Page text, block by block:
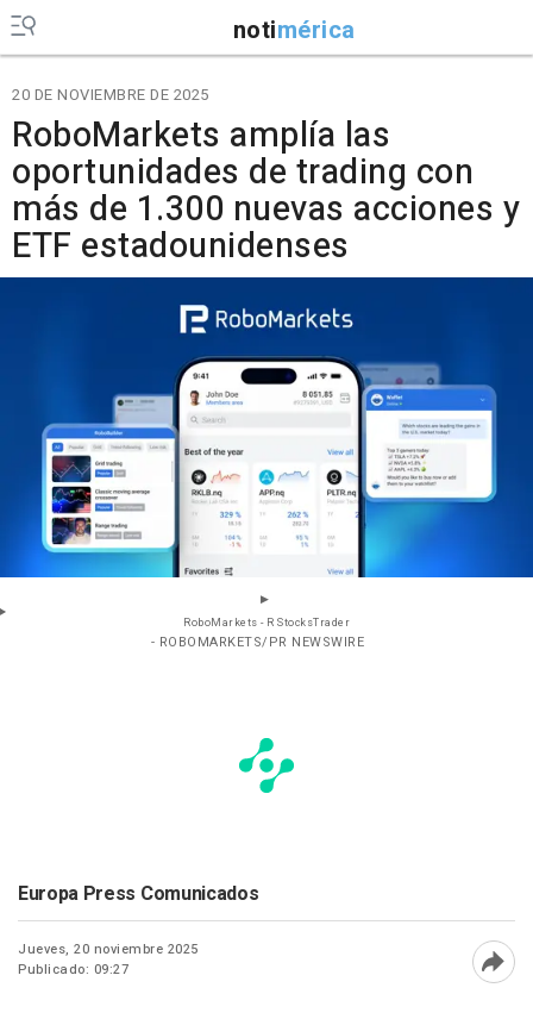
notimérica
20 DE NOVIEMBRE DE 2025
RoboMarkets amplía las
oportunidades de trading con
más de 1.300 nuevas acciones y
ETF estadounidenses
RoboMarkets - R StocksTrader
- ROBOMARKETS/PR NEWSWIRE
Europa Press Comunicados
Jueves, 20 noviembre 2025
Publicado: 09:27